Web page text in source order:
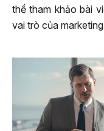
thể tham khảo bài
vai trò của